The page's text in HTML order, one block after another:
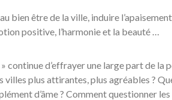
bien être de la ville, induire
positive, l’harmonie et la beauté …
continue d’effrayer une large part de la
plus attirantes, plus agréables ?
d’âme ? Comment questionner